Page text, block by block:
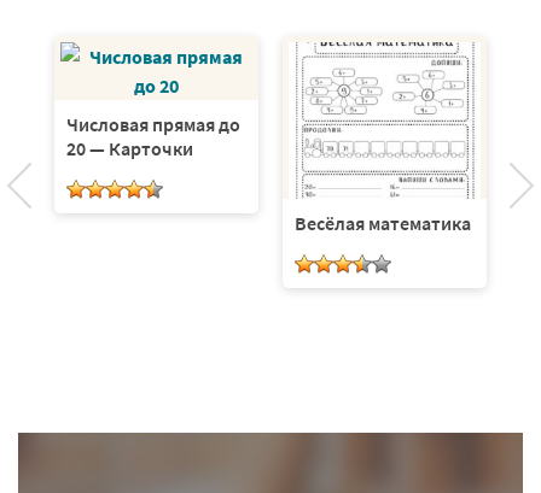
Числовая прямая до
20 — Карточки
Весёлая математика